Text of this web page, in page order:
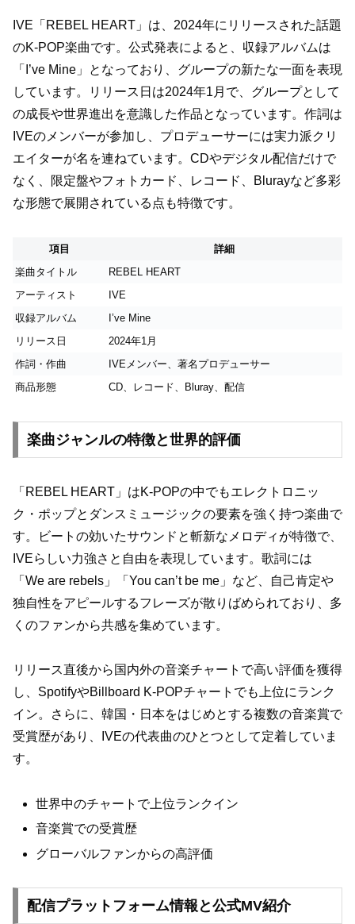
IVE「REBEL HEART」は、2024年にリリースされた話題
のK-POP楽曲です。公式発表によると、収録アルバムは
「I’ve Mine」となっており、グループの新たな一面を表現
しています。リリース日は2024年1月で、グループとして
の成長や世界進出を意識した作品となっています。作詞は
IVEのメンバーが参加し、プロデューサーには実力派クリ
エイターが名を連ねています。CDやデジタル配信だけで
なく、限定盤やフォトカード、レコード、Blurayなど多彩
な形態で展開されている点も特徴です。
項目
詳細
楽曲タイトル
REBEL HEART
アーティスト
IVE
収録アルバム
I’ve Mine
リリース日
2024年1月
作詞・作曲
IVEメンバー、著名プロデューサー
商品形態
CD、レコード、Bluray、配信
楽曲ジャンルの特徴と世界的評価
「REBEL HEART」はK-POPの中でもエレクトロニッ
ク・ポップとダンスミュージックの要素を強く持つ楽曲で
す。ビートの効いたサウンドと斬新なメロディが特徴で、
IVEらしい力強さと自由を表現しています。歌詞には
「We are rebels」「You can’t be me」など、自己肯定や
独自性をアピールするフレーズが散りばめられており、多
くのファンから共感を集めています。
リリース直後から国内外の音楽チャートで高い評価を獲得
し、SpotifyやBillboard K-POPチャートでも上位にランク
イン。さらに、韓国・日本をはじめとする複数の音楽賞で
受賞歴があり、IVEの代表曲のひとつとして定着していま
す。
世界中のチャートで上位ランクイン
音楽賞での受賞歴
グローバルファンからの高評価
配信プラットフォーム情報と公式MV紹介